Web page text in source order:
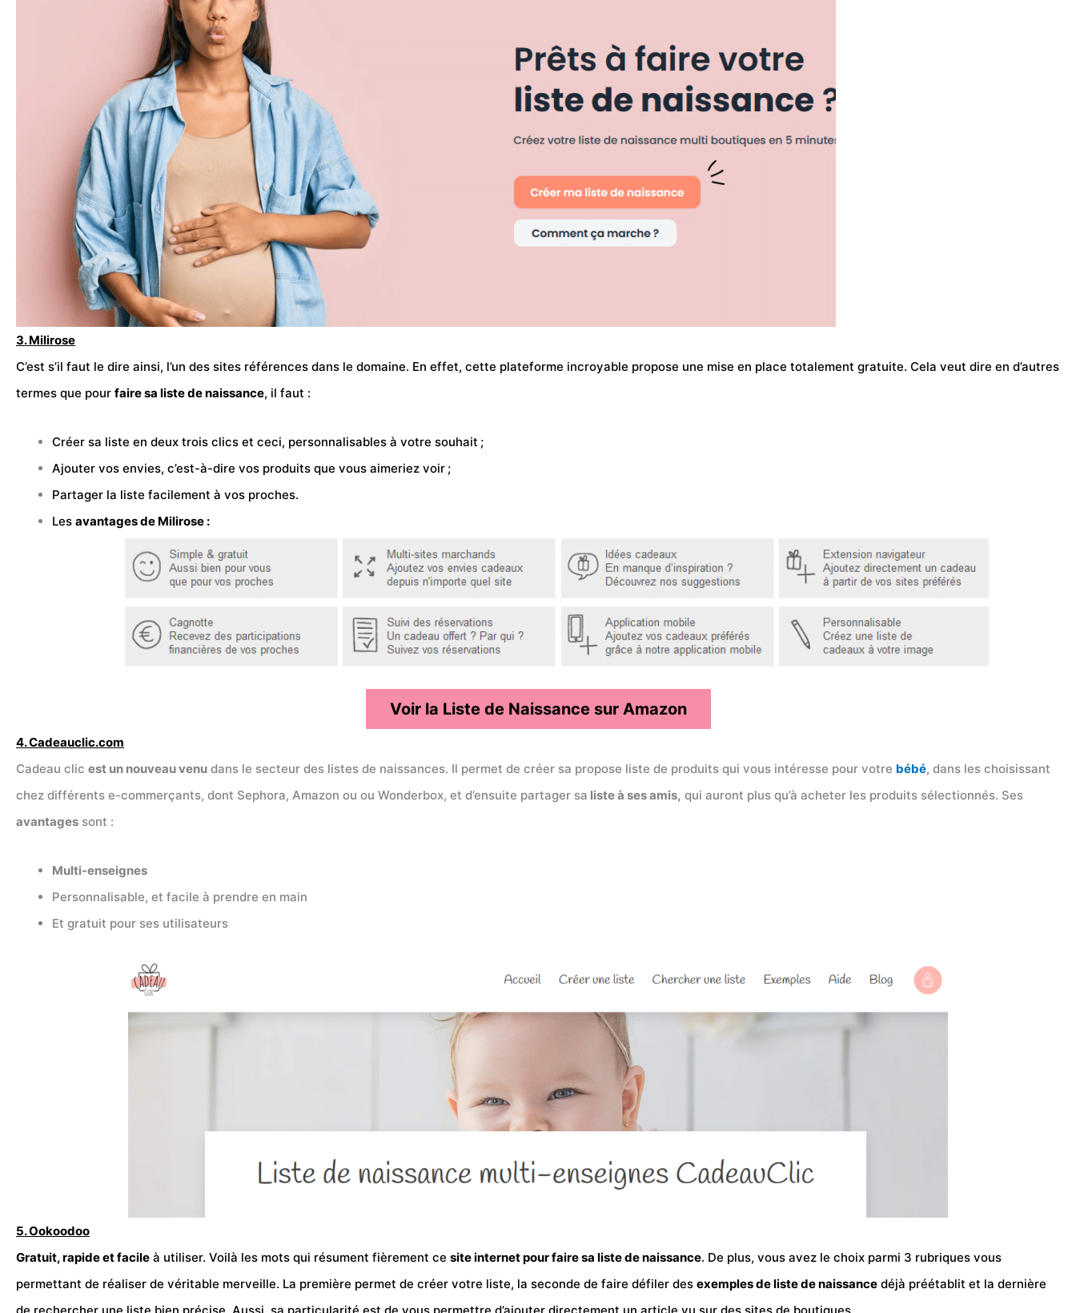
3. Milirose
C’est s’il faut le dire ainsi, l’un des sites références dans le domaine. En effet, cette plateforme incroyable propose une mise en place totalement gratuite. Cela veut dire en d’autres
termes que pour faire sa liste de naissance, il faut :
Créer sa liste en deux trois clics et ceci, personnalisables à votre souhait ;
Ajouter vos envies, c’est-à-dire vos produits que vous aimeriez voir ;
Partager la liste facilement à vos proches.
Les avantages de Milirose :
Voir la Liste de Naissance sur Amazon
4.Cadeauclic.com
Cadeau clic est un nouveau venu dans le secteur des listes de naissances. Il permet de créer sa propose liste de produits qui vous intéresse pour votre bébé, dans les choisissant
chez différents e-commerçants, dont Sephora, Amazon ou ou Wonderbox, et d’ensuite partager sa liste à ses amis, qui auront plus qu’à acheter les produits sélectionnés. Ses
avantages sont :
Multi-enseignes
Personnalisable, et facile à prendre en main
Et gratuit pour ses utilisateurs
5. Ookoodoo
Gratuit, rapide et facile à utiliser. Voilà les mots qui résument fièrement ce site internet pour faire sa liste de naissance. De plus, vous avez le choix parmi 3 rubriques vous
permettant de réaliser de véritable merveille. La première permet de créer votre liste, la seconde de faire défiler des exemples de liste de naissance déjà préétablit et la dernière
de rechercher une liste bien précise. Aussi, sa particularité est de vous permettre d’ajouter directement un article vu sur des sites de boutiques.